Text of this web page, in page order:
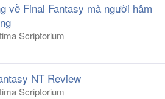
về Final Fantasy mà người hâm
Scriptorium
NT Review
Scriptorium